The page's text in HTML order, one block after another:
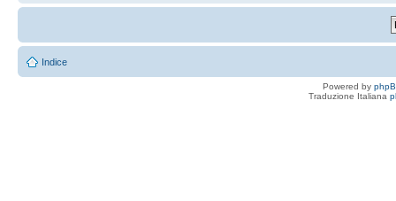
Indice
Powered by
Traduzione Italiana